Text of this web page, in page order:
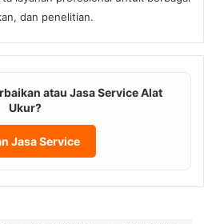
dan penelitian.
atau Jasa Service Alat
Ukur?
Jasa Service